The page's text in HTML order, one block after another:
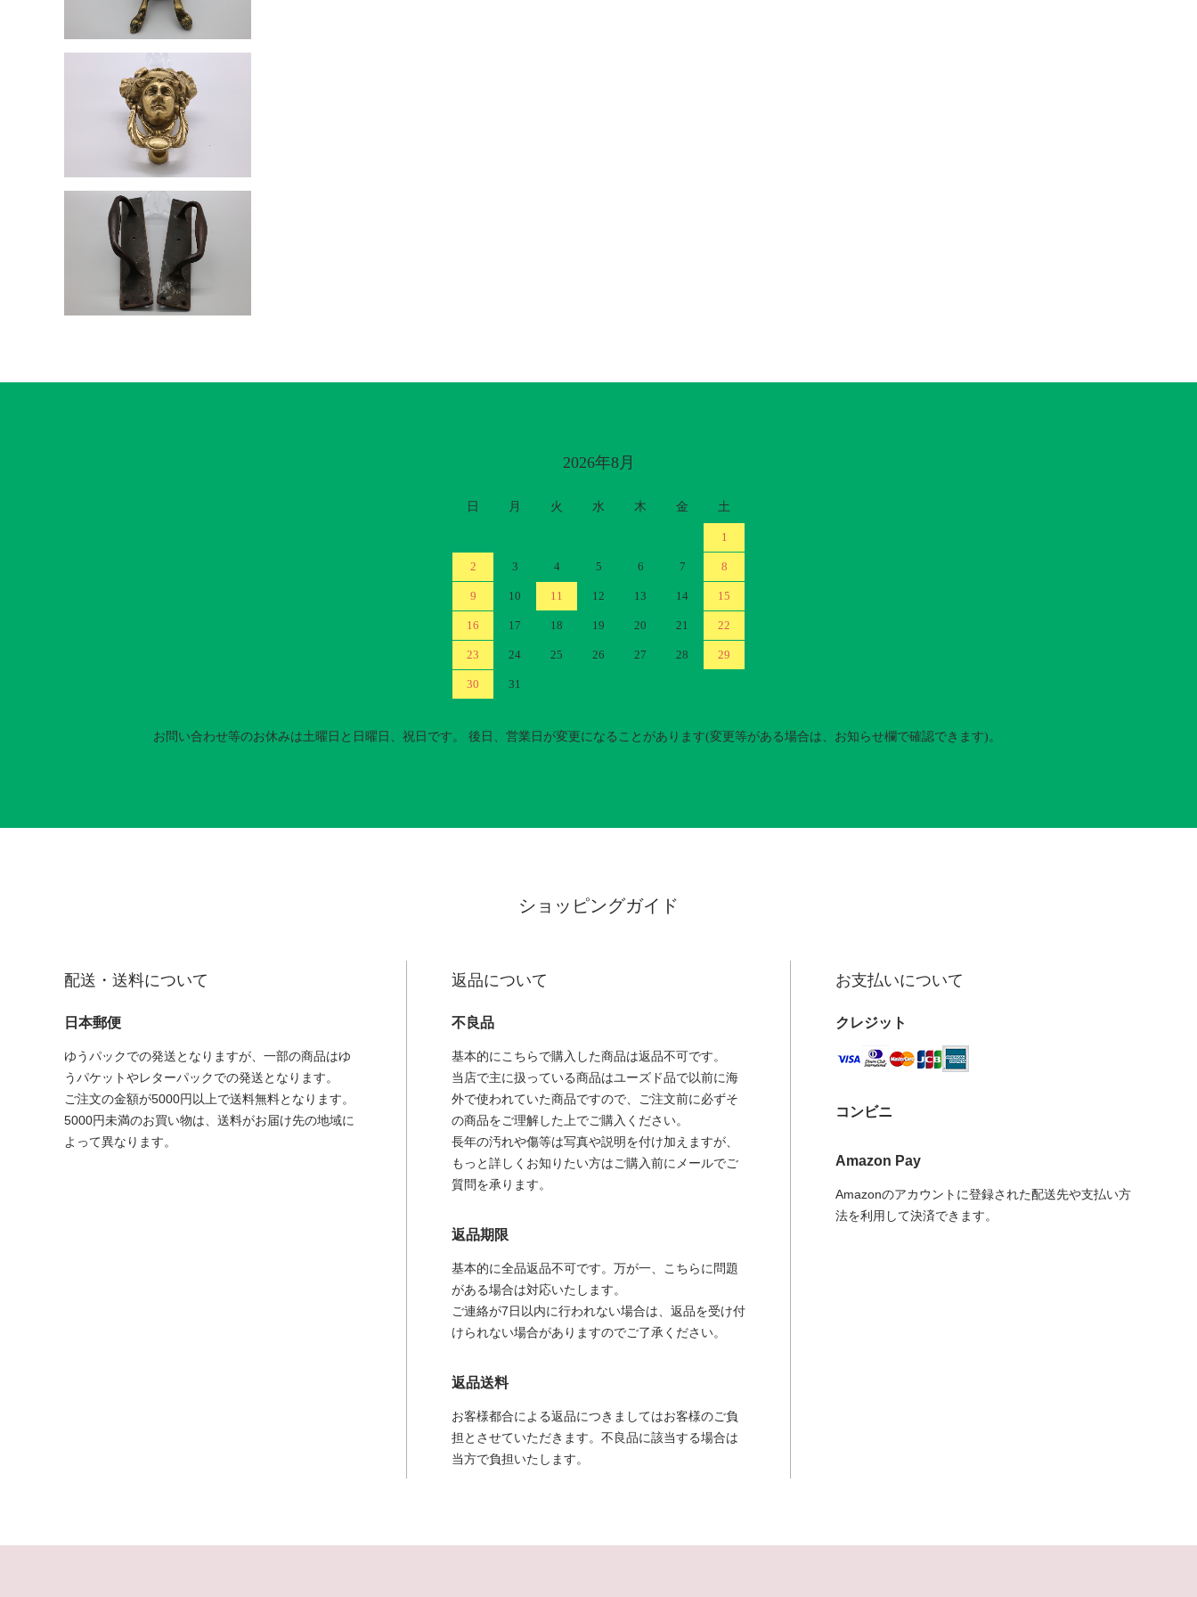
2026年8月
日 月 火 水 木 金 土
1
2 3 4 5 6 7 8
9 10 11 12 13 14 15
16 17 18 19 20 21 22
23 24 25 26 27 28 29
30 31
お問い合わせ等のお休みは土曜日と日曜日、祝日です。 後日、営業日が変更になることがあります(変更等がある場合は、お知らせ欄で確認できます)。
ショッピングガイド
配送・送料について
日本郵便
ゆうパックでの発送となりますが、一部の商品はゆ
うパケットやレターパックでの発送となります。
ご注文の金額が5000円以上で送料無料となります。
5000円未満のお買い物は、送料がお届け先の地域に
よって異なります。
返品について
不良品
基本的にこちらで購入した商品は返品不可です。
当店で主に扱っている商品はユーズド品で以前に海
外で使われていた商品ですので、ご注文前に必ずそ
の商品をご理解した上でご購入ください。
長年の汚れや傷等は写真や説明を付け加えますが、
もっと詳しくお知りたい方はご購入前にメールでご
質問を承ります。
返品期限
基本的に全品返品不可です。万が一、こちらに問題
がある場合は対応いたします。
ご連絡が7日以内に行われない場合は、返品を受け付
けられない場合がありますのでご了承ください。
返品送料
お客様都合による返品につきましてはお客様のご負
担とさせていただきます。不良品に該当する場合は
当方で負担いたします。
お支払いについて
クレジット
コンビニ
Amazon Pay
Amazonのアカウントに登録された配送先や支払い方
法を利用して決済できます。